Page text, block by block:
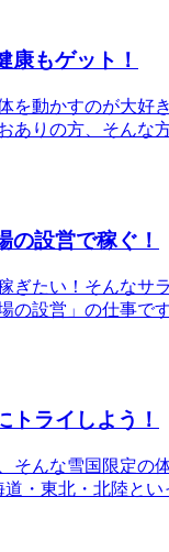
康もゲット！
を動かすのが大好
ありの方、そんな
の設営で稼ぐ！
たい！そんなサ
の設営」の仕事で
トライしよう！
そんな雪国限定の
・東北・北陸と